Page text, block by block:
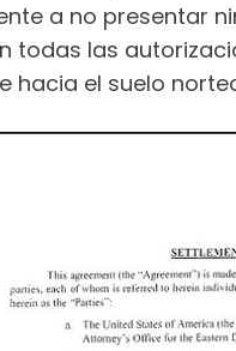
a no presentar
todas las
hacia el suelo